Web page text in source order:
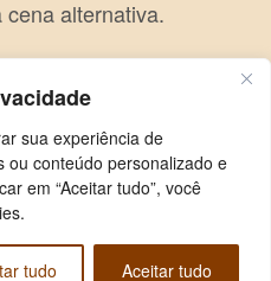
sua experiência de
ou conteúdo personalizado e
em “Aceitar tudo”, você
tudo Aceitar tudo
alternativa.